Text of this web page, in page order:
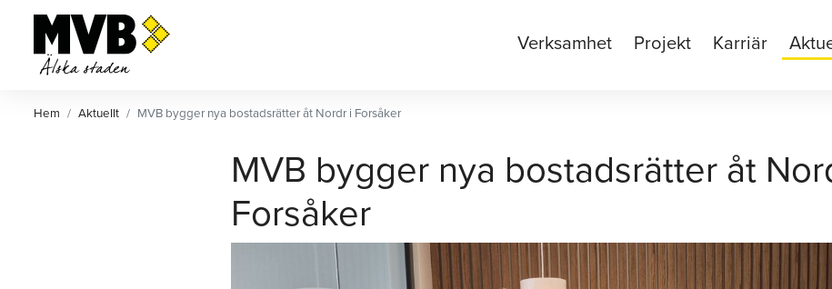
MVB
Ett av Sveriges största
privatägda byggföretag.
Verksamhet Projekt Karriär
Hem Aktuellt MVB bygger nya bostadsrätter åt Nordr i Forsåker
MVB bygger nya bostadsrätter åt
Forsåker